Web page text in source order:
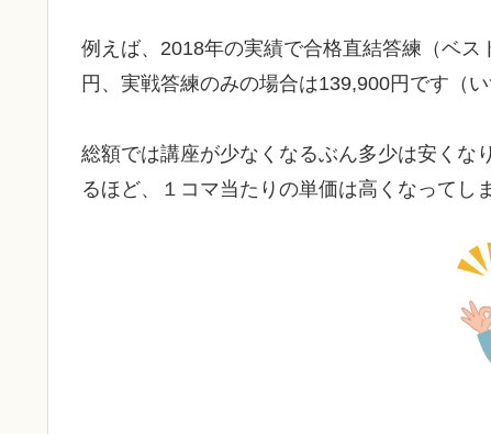
例えば、2018年の実績で合格直結答練（ベ
円、実戦答練のみの場合は139,900円です（
総額では講座が少なくなるぶん多少は安くな
るほど、１コマ当たりの単価は高くなってし